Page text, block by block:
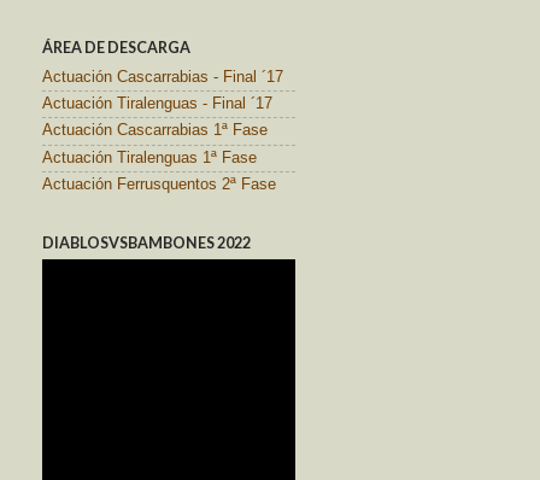
ÁREA DE DESCARGA
Actuación Cascarrabias - Final ´17
Actuación Tiralenguas - Final ´17
Actuación Cascarrabias 1ª Fase
Actuación Tiralenguas 1ª Fase
Actuación Ferrusquentos 2ª Fase
DIABLOSVSBAMBONES 2022